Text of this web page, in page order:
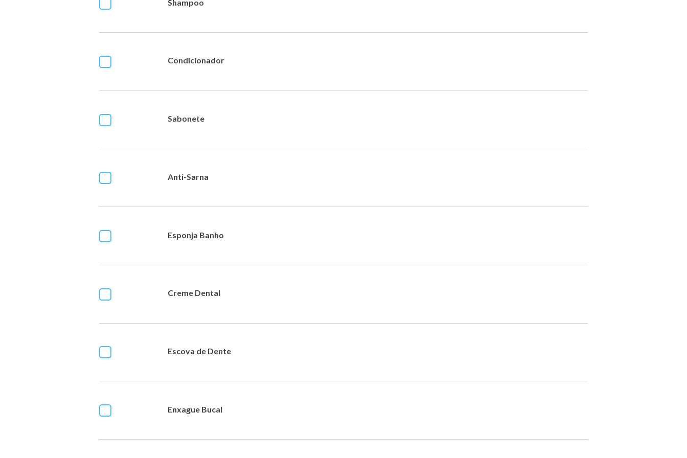
Shampoo
Condicionador
Sabonete
Anti-Sarna
Esponja Banho
Creme Dental
Escova de Dente
Enxague Bucal